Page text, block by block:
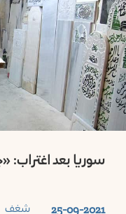
سوريا بعد اغتراب:
شغف 25-09-2021